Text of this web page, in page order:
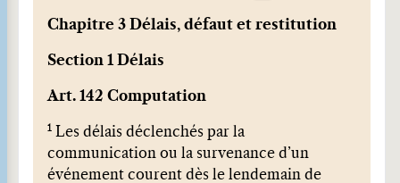
Chapitre 3 Délais, défaut et restitution
Section 1 Délais
Art. 142 Computation
1
Les délais déclenchés par la
communication ou la survenance d’un
événement courent dès le lendemain de